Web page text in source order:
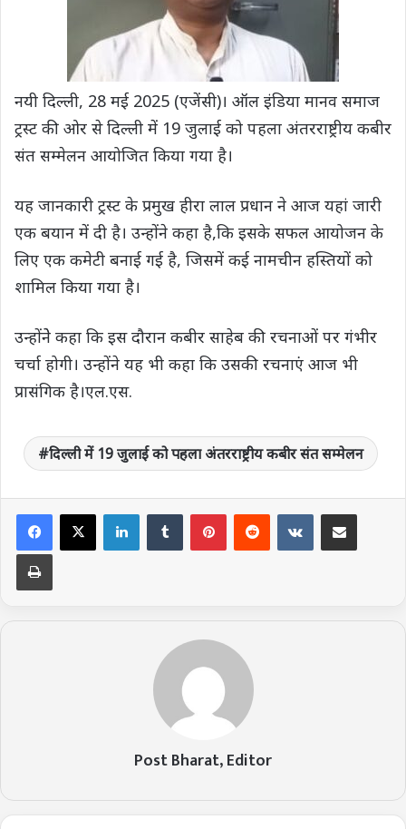
नयी दिल्ली, 28 मई 2025 (एजेंसी)। ऑल इंडिया मानव समाज
ट्रस्ट की ओर से दिल्ली में 19 जुलाई को पहला अंतरराष्ट्रीय कबीर
संत सम्मेलन आयोजित किया गया है।
यह जानकारी ट्रस्ट के प्रमुख हीरा लाल प्रधान ने आज यहां जारी
एक बयान में दी है। उन्होंने कहा है,कि इसके सफल आयोजन के
लिए एक कमेटी बनाई गई है, जिसमें कई नामचीन हस्तियों को
शामिल किया गया है।
उन्होंनेे कहा कि इस दौरान कबीर साहेब की रचनाओं पर गंभीर
चर्चा होगी। उन्होंने यह भी कहा कि उसकी रचनाएं आज भी
प्रासंगिक है।एल.एस.
दिल्ली में 19 जुलाई को पहला अंतरराष्ट्रीय कबीर संत सम्मेलन
LinkedInTumblrPinterestRedditVKontakte
Share via Email
Print
Post Bharat, Editor